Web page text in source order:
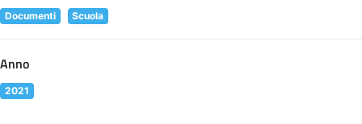
Documenti Scuola
Anno
2021